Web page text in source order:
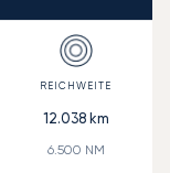
12.038km
6.500 NM